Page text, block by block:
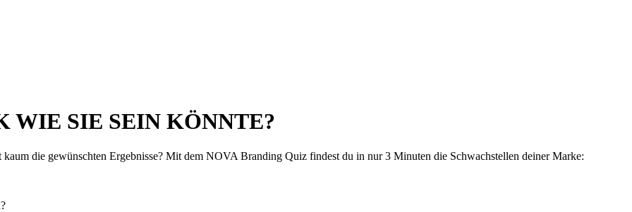
WIE SIE SEIN KÖNNTE?
die gewünschten Ergebnisse? Mit dem NOVA Branding Quiz findest du in nur 3 Minuten die Schwachstellen deiner Marke: